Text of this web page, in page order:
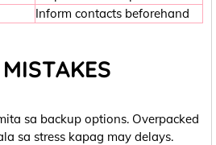
Inform contacts beforehand
sa backup options. Overpacked
sa stress kapag may delays.